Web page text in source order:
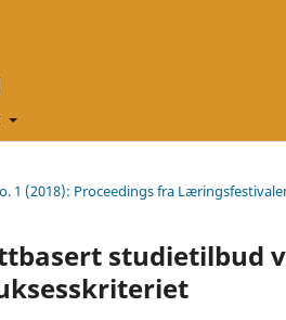
1 (2018): Proceedings fra
studietilbud